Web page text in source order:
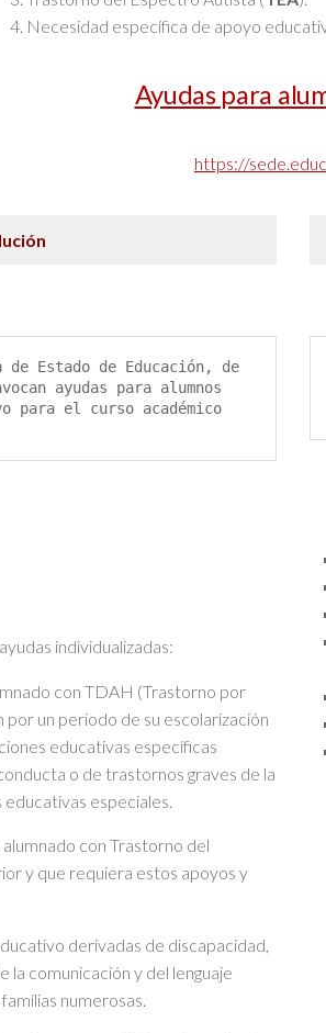
Necesidad específica de apoyo
Ayudas para
https://
Estado de Educación, de
ayudas para alumnos
para el curso académico
individualizadas:
con TDAH (Trastorno por
un periodo de su escolarización
educativas específicas
o de trastornos graves de la
especiales.
con Trastorno del
y que requiera estos apoyos y
derivadas de discapacidad,
comunicación y del lenguaje
numerosas.